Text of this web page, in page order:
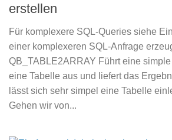
erstellen
Für komplexere SQL-Queries siehe
einer komplexeren SQL-Anfrage
QB_TABLE2ARRAY Führt eine
eine Tabelle aus und liefert das
lässt sich sehr simpel eine Tabelle
Gehen wir von...